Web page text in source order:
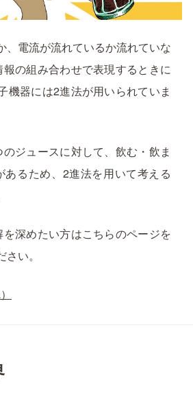
、電流が流れているか流れていな
の組み合わせで表現するときに
機器には2進法が用いられていま
ジュースに対して、飲む・飲ま
あるため、2進法を用いて考える
深めたい方はこちらのページを
い。